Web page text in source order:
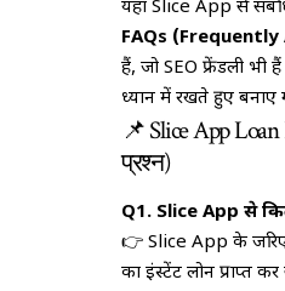
यहाँ Slice App से
FAQs
हैं, जो SEO फ्रेंडली भी
ध्यान में रखते हुए बनाए
📌 Slice App
प्रश्न)
Q1. Slice App से
👉 Slice App के
का इंस्टेंट लोन प्राप्त